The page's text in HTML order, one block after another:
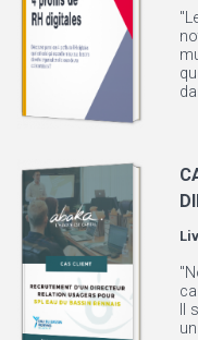
Il